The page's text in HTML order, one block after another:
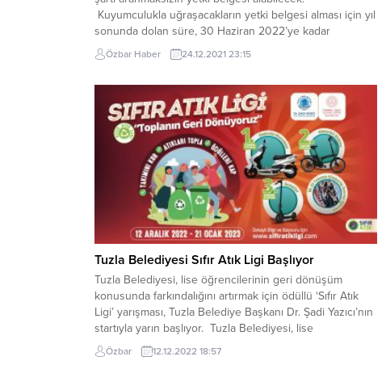
Kuyumculukla uğraşacakların yetki belgesi alması için yıl
sonunda dolan süre, 30 Haziran 2022’ye kadar
uzatılırken ustalık belgesi şartı da kaldırıldı. Ticaret
Bakanlığı tarafından hazırlanan Kuyum Ticareti Hakkında
Resmi Gazetede yayımlanarak yürürlüğe girdi. Buna
göre, kuyumculuk...
Özbar Haber 24.12.2021 23:15
Tuzla Belediyesi Sıfır Atık Ligi Başlıyor
Tuzla Belediyesi, lise öğrencilerinin geri dönüşüm
konusunda farkındalığını artırmak için ödüllü ‘Sıfır Atık
Ligi’ yarışması, Tuzla Belediye Başkanı Dr. Şadi Yazıcı’nın
startıyla yarın başlıyor. Tuzla Belediyesi, lise
öğrencilerinin geri dönüşüm konusunda farkındalığını
artırmak için ödüllü ‘Sıfır Atık Ligi’ yarışması düzenledi.
Özbar 12.12.2022 18:57